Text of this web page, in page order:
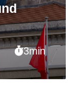
3min